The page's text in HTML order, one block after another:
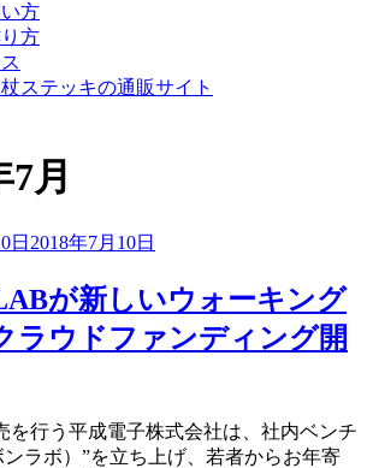
方
方
ステッキの通販サイト
7月
日 2018年7月10日
が新しいウォーキング
ラウドファンディング開
を行う平成電子株式会社は、社内ベンチ
ラボ）”を立ち上げ、若者からお年寄